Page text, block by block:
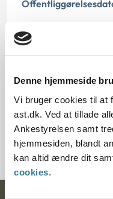
Denne hjemmeside
Vi bruger cookies til at
ast.dk. Ved at tillade
Ankestyrelsen samt
hjemmesiden, blandt
kan altid ændre dit
cookies.
11.07.2013
Paragraf
§ 9c § 9a § 52
Journalnummer
3800004-03